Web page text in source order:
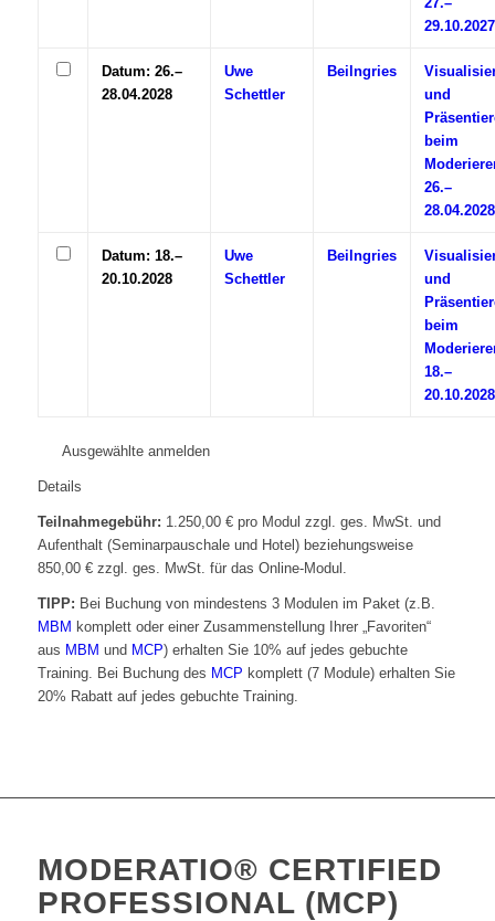
29.10.2027
Datum: 26.–
28.04.2028
Uwe
Schettler
Beilngries
und
beim
26.–
28.04.2028
Datum: 18.–
20.10.2028
Uwe
Schettler
Beilngries
und
beim
18.–
20.10.2028
Ausgewählte anmelden
Details
Teilnahmegebühr: 1.250,00 € pro Modul zzgl. ges. MwSt. und
Aufenthalt (Seminarpauschale und Hotel) beziehungsweise
850,00 € zzgl. ges. MwSt. für das Online-Modul.
TIPP: Bei Buchung von mindestens 3 Modulen im Paket (z.B.
MBM komplett oder einer Zusammenstellung Ihrer „Favoriten“
aus MBM und MCP) erhalten Sie 10% auf jedes gebuchte
Training. Bei Buchung des MCP komplett (7 Module) erhalten Sie
20% Rabatt auf jedes gebuchte Training.
MODERATIO® CERTIFIED
PROFESSIONAL (MCP)